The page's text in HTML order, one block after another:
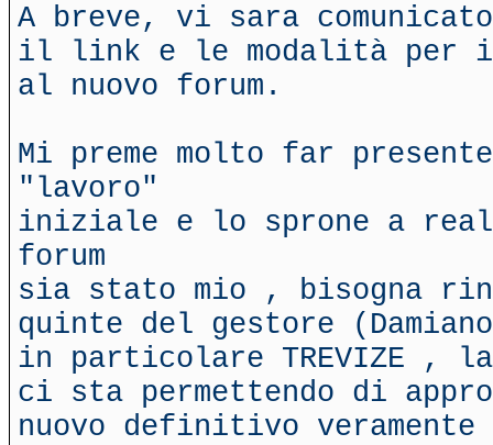
A breve, vi sara
il link e le modalità per
al nuovo forum.
Mi preme molto far
"lavoro"
iniziale e lo sprone a
forum
sia stato mio , bisogna
quinte del gestore
in particolare TREVIZE ,
ci sta permettendo di
nuovo definitivo